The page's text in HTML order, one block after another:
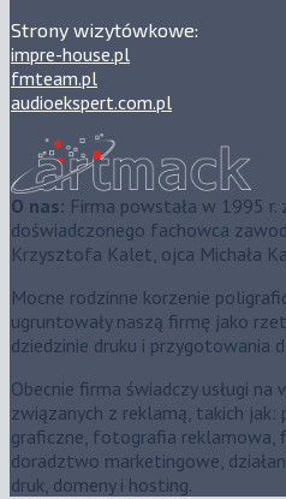
Strony wizytówkowe:
impre-house.pl
fmteam.pl
audioekspert.com.pl
O nas: Firma powstała w 1995 r.
doświadczonego fachowca
Krzysztofa Kalet, ojca Michała
Mocne rodzinne korzenie
ugruntowały naszą firmę jako
dziedzinie druku i przygotowania
Obecnie firma świadczy usługi na
związanych z reklamą, takich jak:
graficzne, fotografia reklamowa,
doradztwo marketingowe,
druk, domeny i hosting.